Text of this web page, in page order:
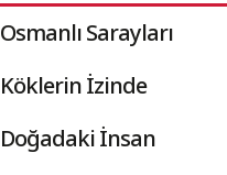
Osmanlı Sarayları
Köklerin İzinde
Doğadaki İnsan